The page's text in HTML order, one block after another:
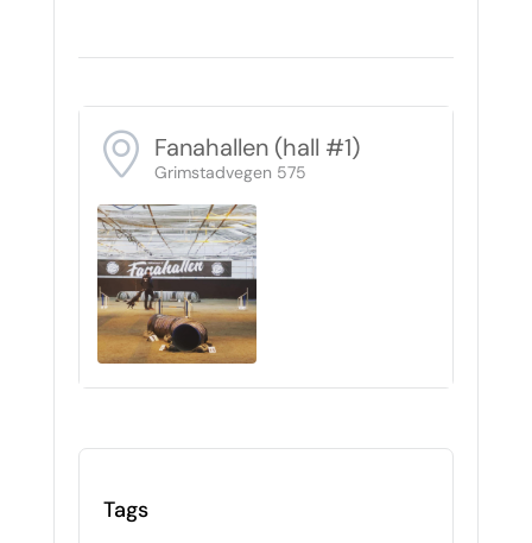
Fanahallen (hall #1)
Grimstadvegen 575
Tags